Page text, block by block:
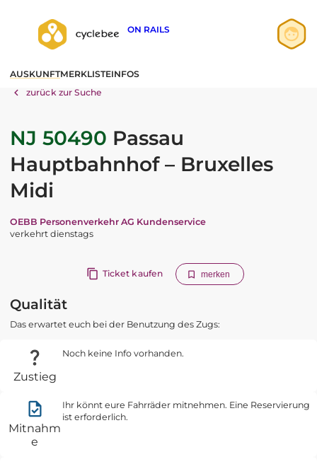
ON RAILS
AUSKUNFTMERKLISTEINFOS
zurück zur Suche
NJ 50490 Passau
Hauptbahnhof – Bruxelles
Midi
OEBB Personenverkehr AG Kundenservice
verkehrt dienstags
Ticket kaufen merken
Qualität
Das erwartet euch bei der Benutzung des Zugs:
Zustieg
Noch keine Info vorhanden.
Mitnahm
e
Ihr könnt eure Fahrräder mitnehmen. Eine Reservierung
ist erforderlich.